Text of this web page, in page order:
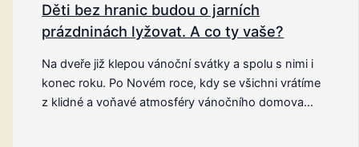
Děti bez hranic budou o jarních
prázdninách lyžovat. A co ty vaše?
Na dveře již klepou vánoční svátky a spolu s nimi i
konec roku. Po Novém roce, kdy se všichni vrátíme
z klidné a voňavé atmosféry vánočního domova…